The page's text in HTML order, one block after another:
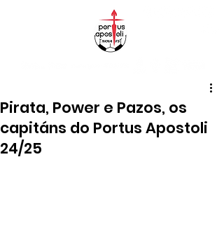
Pirata, Power e Pazos, os
capitáns do Portus Apostoli
24/25